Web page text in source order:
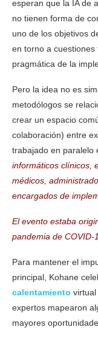
esperan que la IA de
no tienen forma de
uno de los objetivos
en torno a
pragmática de la
Pero la idea no es
metodólogos se
crear un espacio
colaboración) entre
trabajado en paralelo
informáticos clínicos,
médicos,
encargados de
El evento estaba
pandemia de COVID-
Para mantener el
principal, Kohane
calentamiento
expertos mapearon
mayores